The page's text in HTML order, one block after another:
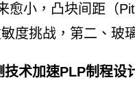
愈小，凸块间距（
度挑战，第二、玻
术加速PLP制程设